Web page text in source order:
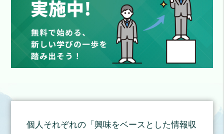
個人それぞれの「興味をベースとした情報収